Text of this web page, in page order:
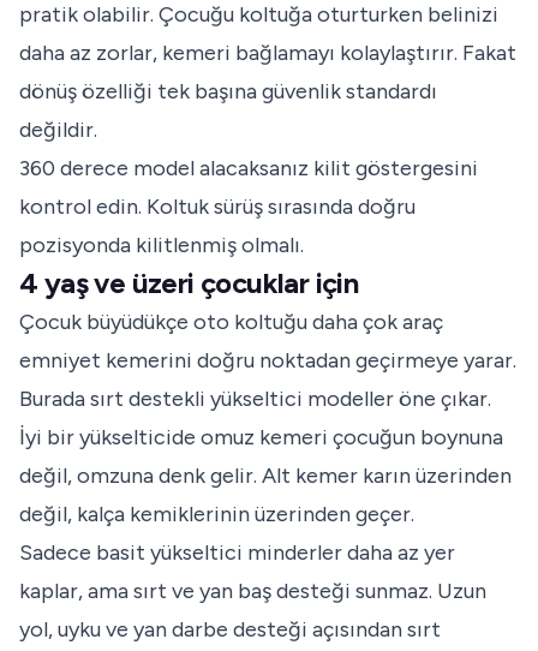
pratik olabilir. Çocuğu koltuğa oturturken belinizi
daha az zorlar, kemeri bağlamayı kolaylaştırır. Fakat
dönüş özelliği tek başına güvenlik standardı
değildir.
360 derece model alacaksanız kilit göstergesini
kontrol edin. Koltuk sürüş sırasında doğru
pozisyonda kilitlenmiş olmalı.
4 yaş ve üzeri çocuklar için
Çocuk büyüdükçe oto koltuğu daha çok araç
emniyet kemerini doğru noktadan geçirmeye yarar.
Burada sırt destekli yükseltici modeller öne çıkar.
İyi bir yükselticide omuz kemeri çocuğun boynuna
değil, omzuna denk gelir. Alt kemer karın üzerinden
değil, kalça kemiklerinin üzerinden geçer.
Sadece basit yükseltici minderler daha az yer
kaplar, ama sırt ve yan baş desteği sunmaz. Uzun
yol, uyku ve yan darbe desteği açısından sırt